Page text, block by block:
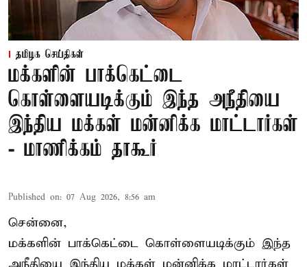
தமிழக செய்திகள்
மக்களின் பாக்கெட்டை
கொள்ளையடிக்கும் இந்த அநீதியை
இந்திய மக்கள் மன்னிக்க மாட்டார்கள்
- மாணிக்கம் தாகூர்
Published on: 07 Aug 2026, 8:56 am
சென்னை,
மக்களின் பாக்கெட்டை கொள்ளையடிக்கும் இந்த